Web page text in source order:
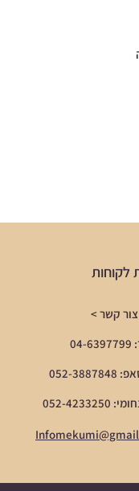
לקוחות
קשר >
4233250